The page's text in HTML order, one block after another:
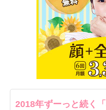
やすい場所でした。価格も
◎無料カウンセリングは受
誘の有無を教えてください。
無料カウンセリングの時、
がしました。最終的にはこ
ですが、気弱な方は断りに
コースや施術内容の説明は
2018年ずーっと続く